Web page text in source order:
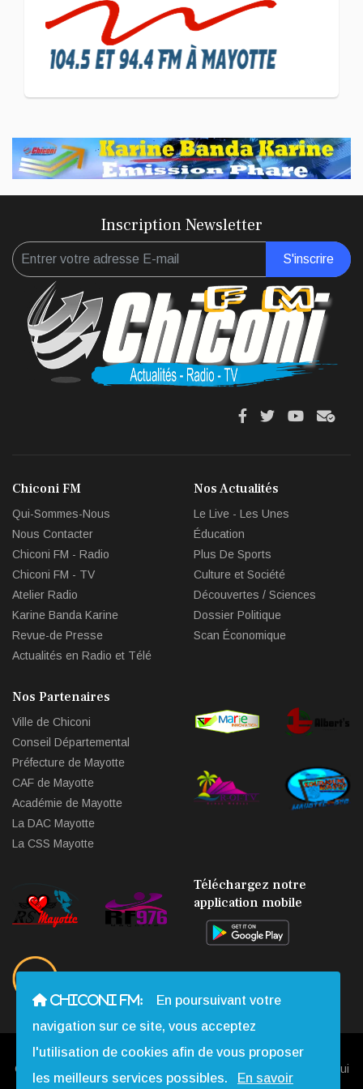
CULTURE ET SOCIÉTÉ
L'association Marovoanio
et Reska NI Kalamu pour la
Langue KIBOSI
Inscription Newsletter
S'inscrire
fa
fa
fab
fas
Chiconi FM
Qui-Sommes-Nous
Nous Contacter
Chiconi FM - Radio
Chiconi FM - TV
Atelier Radio
Karine Banda Karine
Revue-de Presse
Actualités en Radio et Télé
Nos Actualités
Le Live - Les Unes
Éducation
Plus De Sports
Culture et Société
Découvertes / Sciences
Dossier Politique
Scan Économique
Nos Partenaires
Ville de Chiconi
Conseil Départemental
Préfecture de Mayotte
CAF de Mayotte
Académie de Mayotte
La DAC Mayotte
La CSS Mayotte
Téléchargez notre
application mobile
Copyright © 2013 - 2026 Chiconi FM. Tous Droits Réservés |
Qui
CHICONI FM:
En poursuivant votre
navigation sur ce site, vous acceptez
l'utilisation de cookies afin de vous proposer
les meilleurs services possibles.
En savoir